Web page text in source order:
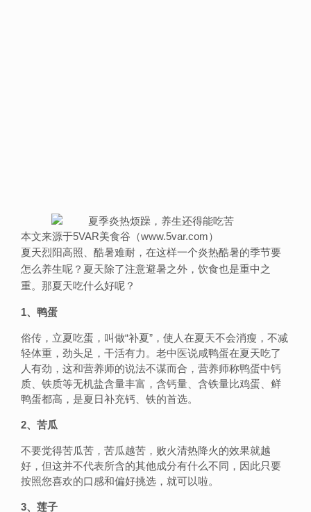
本文来源于5VAR美食谷（www.5var.com）
夏天烈阳高照、酷暑难耐，在这样一个炎热酷暑的季节要
怎么养生呢？夏天除了注意避暑之外，饮食也是重中之
重。那夏天吃什么好呢？
1、鸭蛋
俗传，立夏吃蛋，叫做“补夏”，使人在夏天不会消瘦，不减
轻体重，劲头足，干活有力。老中医说咸鸭蛋在夏天吃了
人有劲，这和营养师的说法不谋而合，营养师称鸭蛋中钙
质、铁质等无机盐含量丰富，含钙量、含铁量比鸡蛋、鲜
鸭蛋都高，是夏日补充钙、铁的首选。
2、苦瓜
不要觉得苦瓜苦，苦瓜越苦，败火清热降火的效果就越
好，但这并不代表所含的其他成分有什么不同，因此只要
按照您喜欢的口感和偏好挑选，就可以啦。
3、莲子